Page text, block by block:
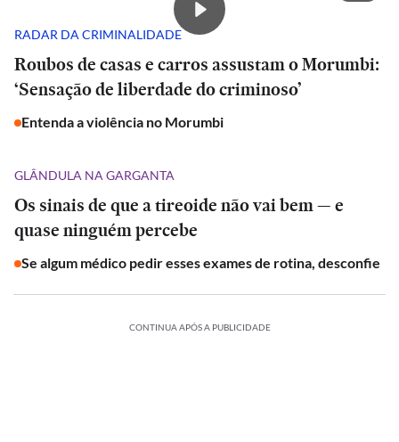
RADAR DA CRIMINALIDADE
Roubos de casas e carros assustam o Morumbi:
‘Sensação de liberdade do criminoso’
Entenda a violência no Morumbi
GLÂNDULA NA GARGANTA
Os sinais de que a tireoide não vai bem — e
quase ninguém percebe
Se algum médico pedir esses exames de rotina, desconfie
CONTINUA APÓS A PUBLICIDADE